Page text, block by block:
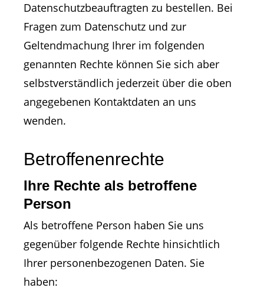
Datenschutzbeauftragten zu bestellen. Bei
Fragen zum Datenschutz und zur
Geltendmachung Ihrer im folgenden
genannten Rechte können Sie sich aber
selbstverständlich jederzeit über die oben
angegebenen Kontaktdaten an uns
wenden.
Betroffenenrechte
Ihre Rechte als betroffene
Person
Als betroffene Person haben Sie uns
gegenüber folgende Rechte hinsichtlich
Ihrer personenbezogenen Daten. Sie
haben: